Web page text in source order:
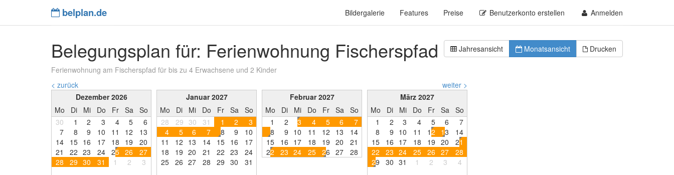
belplan.de Bildergalerie Features Preise Benutzerkonto erstellen Anmelden
Jahresansicht Monatsansicht Drucken
Belegungsplan für: Ferienwohnung Fischerspfad
Ferienwohnung am Fischerspfad für bis zu 4 Erwachsene und 2 Kinder
< zurück
weiter >
Dezember 2026
Mo
Di Mi Do Fr Sa So
30
1 2 3 4 5
6
7
8 9 10 1 1 12 13
14 15 16 17 18 19 20
21 22 23 24 25 26 27
28 29 30 31 1 2 3
Januar 2027
Mo
Di Mi Do Fr Sa So
28
29 30 31 1 2
3
4
5 6 7 8 9 10
1 1 12 13 14 15 16 17
18 19 20 21 22 23 24
25 26 27 28 29 30 31
Februar 2027
Mo
Di Mi Do Fr Sa So
1
2 3 4 5 6
7
8
9 10 1 1 12 13 14
15 16 17 18 19 20 21
22 23 24 25 26 27 28
März 2027
Mo
Di Mi Do Fr Sa So
1
2 3 4 5 6
7
8
9 10 1 1 12 13 14
15 16 17 18 19 20 21
22 23 24 25 26 27 28
29 30 31 1 2 3 4